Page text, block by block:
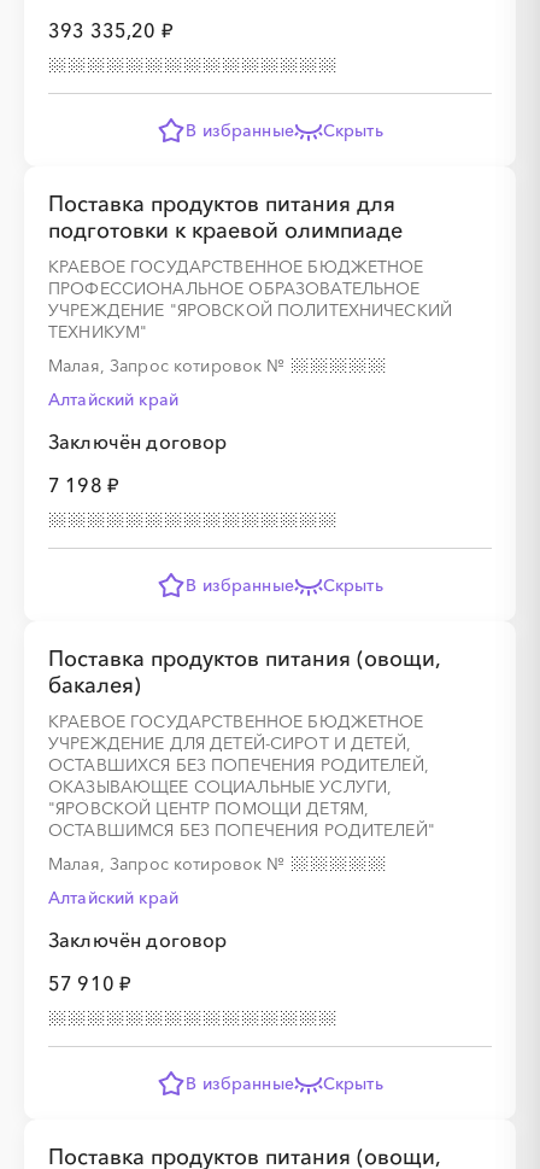
393 335,20 ₽
В избранные Скрыть
Поставка продуктов питания для
подготовки к краевой олимпиаде
КРАЕВОЕ ГОСУДАРСТВЕННОЕ БЮДЖЕТНОЕ
ПРОФЕССИОНАЛЬНОЕ ОБРАЗОВАТЕЛЬНОЕ
УЧРЕЖДЕНИЕ "ЯРОВСКОЙ ПОЛИТЕХНИЧЕСКИЙ
ТЕХНИКУМ"
Малая, Запрос котировок №
Алтайский край
Заключён договор
7 198 ₽
В избранные Скрыть
Поставка продуктов питания (овощи,
бакалея)
КРАЕВОЕ ГОСУДАРСТВЕННОЕ БЮДЖЕТНОЕ
УЧРЕЖДЕНИЕ ДЛЯ ДЕТЕЙ-СИРОТ И ДЕТЕЙ,
ОСТАВШИХСЯ БЕЗ ПОПЕЧЕНИЯ РОДИТЕЛЕЙ,
ОКАЗЫВАЮЩЕЕ СОЦИАЛЬНЫЕ УСЛУГИ,
"ЯРОВСКОЙ ЦЕНТР ПОМОЩИ ДЕТЯМ,
ОСТАВШИМСЯ БЕЗ ПОПЕЧЕНИЯ РОДИТЕЛЕЙ"
Малая, Запрос котировок №
Алтайский край
Заключён договор
57 910 ₽
В избранные Скрыть
Поставка продуктов питания (овощи,